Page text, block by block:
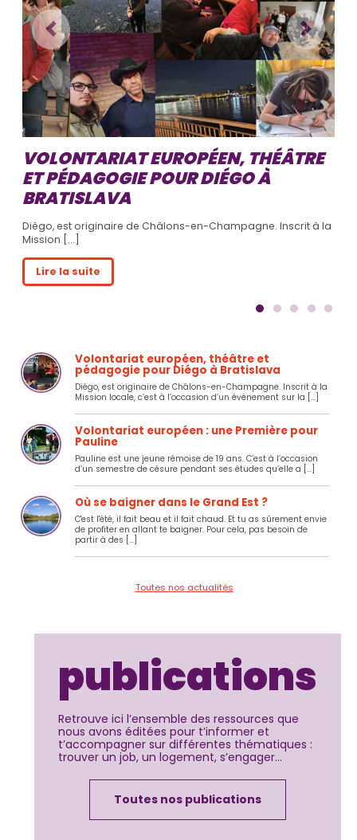
Previous Next
VOLONTARIAT EUROPÉEN, THÉÂTRE
ET PÉDAGOGIE POUR DIÉGO À
BRATISLAVA
Diégo, est originaire de Châlons-en-Champagne. Inscrit à la
Mission [...]
Lire la suite
Volontariat européen, théâtre et
pédagogie pour Diégo à Bratislava
Diégo, est originaire de Châlons-en-Champagne. Inscrit à la
Mission locale, c’est à l’occasion d’un événement sur la [...]
Volontariat européen : une Première pour
Pauline
Pauline est une jeune rémoise de 19 ans. C’est à l’occasion
d’un semestre de césure pendant ses études qu’elle a [...]
Où se baigner dans le Grand Est ?
C'est l'été, il fait beau et il fait chaud. Et tu as sûrement envie
de profiter en allant te baigner. Pour cela, pas besoin de
partir à des [...]
Toutes nos actualités
publications
Retrouve ici l’ensemble des ressources que
nous avons éditées pour t’informer et
t’accompagner sur différentes thématiques :
trouver un job, un logement, s’engager...
Toutes nos publications